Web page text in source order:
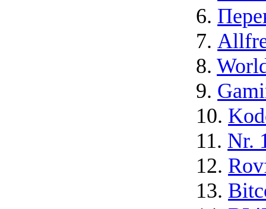
6.
7.
8.
9.
10.
11. Nr.
12.
13.